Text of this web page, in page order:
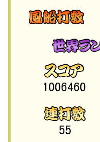
1006460
55